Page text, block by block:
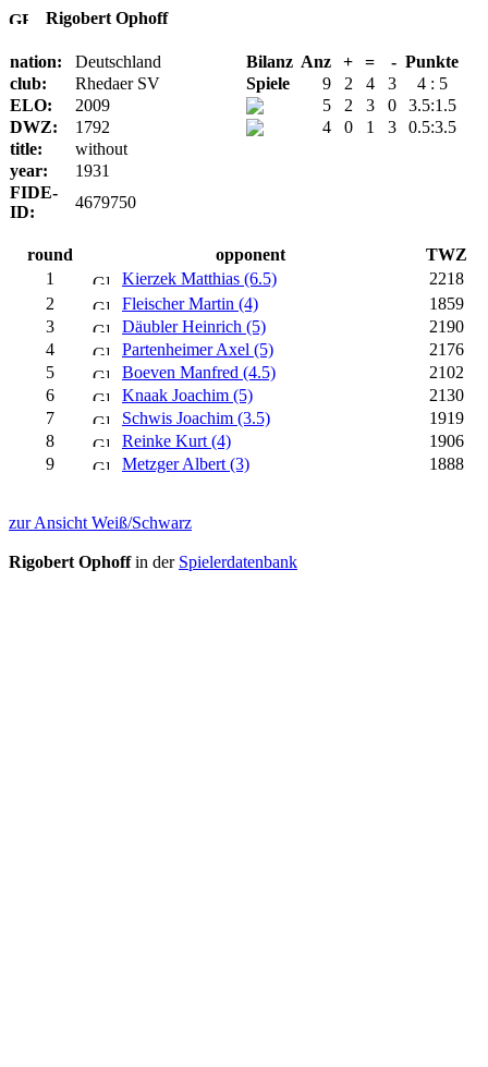
Rigobert Ophoff
nation: Deutschland Bilanz Anz + = - Punkte
club:
Rhedaer SV Spiele 9 2 4 3
4 : 5
ELO:
2009 5 2 3 0
3.5:1.5
DWZ:
1792 4 0 1 3
0.5:3.5
title:
without
year:
1931
FIDE-
ID:
4679750
round opponent
TWZ
1
Kierzek Matthias (6.5)
2218
2
Fleischer Martin (4)
1859
3
Däubler Heinrich (5)
2190
4
Partenheimer Axel (5)
2176
5
Boeven Manfred (4.5)
2102
6
Knaak Joachim (5)
2130
7
Schwis Joachim (3.5)
1919
8
Reinke Kurt (4)
1906
9
Metzger Albert (3) 1888
zur Ansicht Weiß/Schwarz
Rigobert Ophoffin der Spielerdatenbank